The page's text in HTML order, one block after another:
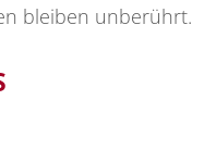
bleiben unberührt.